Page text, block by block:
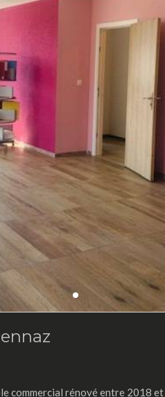
commercial rénové entre 2018